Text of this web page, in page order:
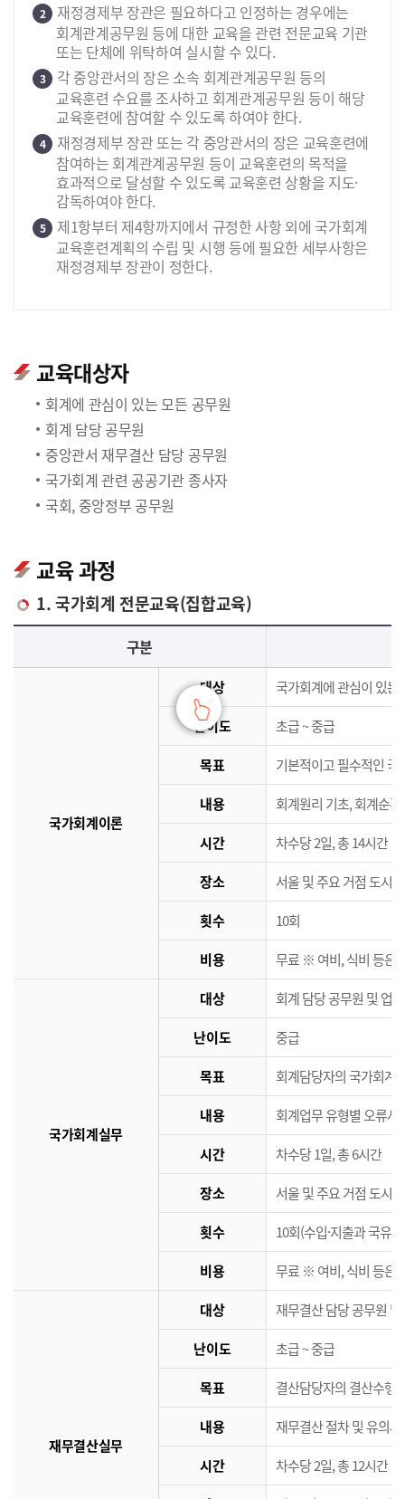
2
재정경제부 장관은 필요하다고 인정하는 경우에는
회계관계공무원 등에 대한 교육을 관련 전문교육 기관
또는 단체에 위탁하여 실시할 수 있다.
3
각 중앙관서의 장은 소속 회계관계공무원 등의
교육훈련 수요를 조사하고 회계관계공무원 등이 해당
교육훈련에 참여할 수 있도록 하여야 한다.
4
재정경제부 장관 또는 각 중앙관서의 장은 교육훈련에
참여하는 회계관계공무원 등이 교육훈련의 목적을
효과적으로 달성할 수 있도록 교육훈련 상황을 지도·
감독하여야 한다.
5
제1항부터 제4항까지에서 규정한 사항 외에 국가회계
교육훈련계획의 수립 및 시행 등에 필요한 세부사항은
재정경제부 장관이 정한다.
교육대상자
회계에 관심이 있는 모든 공무원
회계 담당 공무원
중앙관서 재무결산 담당 공무원
국가회계 관련 공공기관 종사자
국회, 중앙정부 공무원
교육 과정
1. 국가회계 전문교육(집합교육)
국가회계 전문교육(집합교육)에 대한 안내 표로 국가회계이론, 국가회계실무, 재무결산실무로 구분되며 이에 해당하는 내용으로 구성되어 있습니다.
구분
국가회계이론
대상 국가회계에 관심이 있는
난이도 초급 ~ 중급
목표 기본적이고 필수적인 국
내용 회계원리 기초, 회계순
시간 차수당 2일, 총 14시간
장소 서울 및 주요 거점 도시
횟수 10회
비용 무료 ※ 여비, 식비 등은
국가회계실무
대상 회계 담당 공무원 및 업
난이도 중급
목표 회계담당자의 국가회계
내용 회계업무 유형별 오류사
시간 차수당 1일, 총 6시간
장소 서울 및 주요 거점 도시
횟수 10회(수입·지출과 국유·
비용 무료 ※ 여비, 식비 등은
재무결산실무
대상 재무결산 담당 공무원
난이도 초급 ~ 중급
목표 결산담당자의 결산수행
내용 재무결산 절차 및 유의사
시간 차수당 2일, 총 12시간